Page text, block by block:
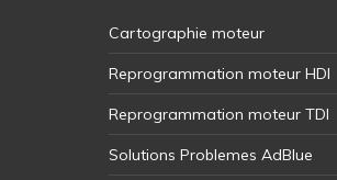
Cartographie moteur
Reprogrammation moteur HDI
Reprogrammation moteur TDI
Solutions Problemes AdBlue